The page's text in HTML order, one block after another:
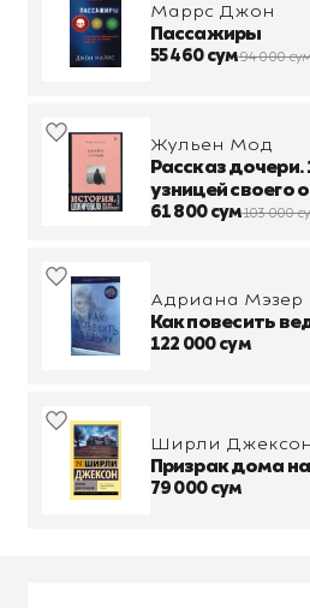
Маррс Джон
Пассажиры
55 460 сум94 000
Жульен Мод
Рассказ
узницей своего
61 800 сум103 000
Адриана Мэзер
Как повесить
122 000 сум
Ширли Джексон
Призрак дома
79 000 сум